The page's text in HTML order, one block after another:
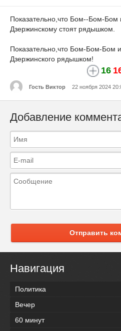
Показательно,что Бом--Бом-Бом
Дзержинскому стоят рядышком.
Показательно,что Бом-Бом-Бом
Дзержинского рядышком!
16
Гость Виктор 22 ноября 2024
Добавление
Отправить
Навигация
Политика
Вечер
60 минут